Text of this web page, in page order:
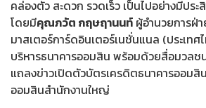
คล่องตัว สะดวก รวดเร็ว เป็นไปอย่างมีปร
โดยมีคุณภวัต กฤษฤานนท์ ผู้อำนวยการฝ่
มาสเตอร์การ์ดอินเตอร์เนชั่นแนล (ประเท
บริหารธนาคารออมสิน พร้อมด้วยสื่อมวลช
แถลงข่าวเปิดตัวบัตรเครดิตธนาคารออม
ออมสินสำนักงานใหญ่